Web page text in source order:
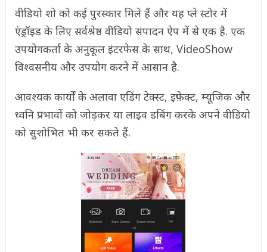
वीडियो शो को कई पुरस्कार मिले हैं और यह प्ले स्टोर में
एंड्रॉइड के लिए सर्वश्रेष्ठ वीडियो संपादन ऐप में से एक है. एक
उपयोगकर्ता के अनुकूल इंटरफेस के साथ, VideoShow
विश्वसनीय और उपयोग करने में आसान है.
आवश्यक कार्यों के अलावा एडिंग टेक्स्ट, इफ़ेक्ट, म्यूजिक और
ध्वनि प्रभावों को जोड़कर या लाइव डबिंग करके अपने वीडियो
को सुशोभित भी कर सकते हैं.